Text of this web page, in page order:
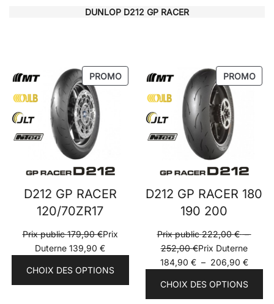
DUNLOP D212 GP RACER
PROMOPRODUIT
PROMOTION
D212 GP RACER
120/70ZR17
Prix public179,90€Prix
Duterne 139,90 €
CHOIX DES OPTIONS
PROMO
D212 GP RACER 180
190 200
Prix public222,00€ –
252,00€Plage
de
Prix
Prix Duterne
184,90 € – 206,90 €Plage
prix :
CHOIX DES OPTIONS